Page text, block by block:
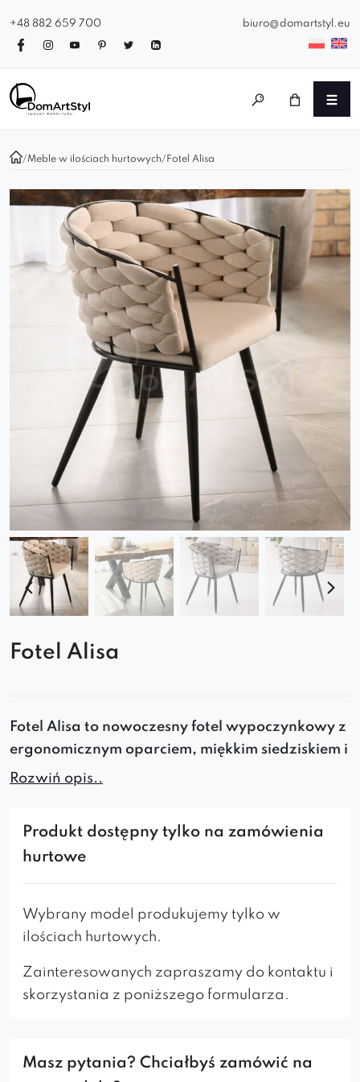
+48 882 659 700 biuro@domartstyl.eu
/Meble w ilościach hurtowych/ Fotel Alisa
Fotel Alisa
Fotel Alisa to nowoczesny fotel wypoczynkowy z
ergonomicznym oparciem, miękkim siedziskiem i
metalowymi nogami
tkanin.
wygodęitrwałość.
Fotel jest osadzony na
wytrzymałyiodpornyna zużycie.
Siedzisko fotela jest wypełnionemiękką
Dostępność różnorodnych rodzajów tkanin
Rozwiń opis..
Produkt dostępny tylko na zamówienia
hurtowe
Wybrany model produkujemy tylko w
ilościach hurtowych.
Zainteresowanych zapraszamy do kontaktu i
skorzystania z poniższego formularza.
Masz pytania? Chciałbyś zamówić na